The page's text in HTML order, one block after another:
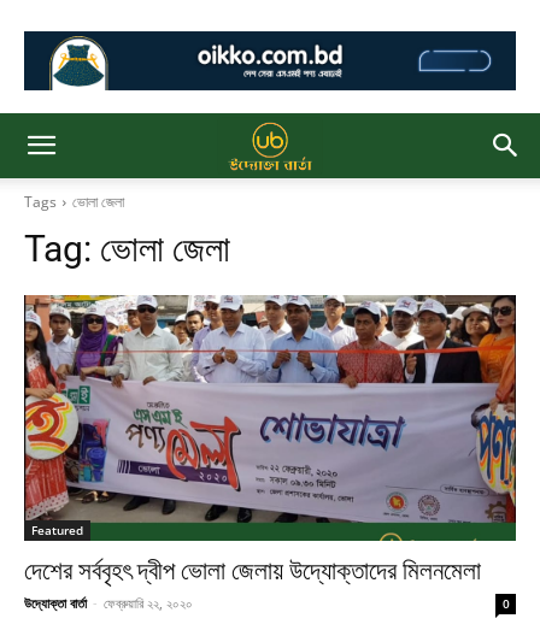
Tags ভোলা জেলা
Tag: ভোলা জেলা
Featured
দেশের সর্ববৃহৎ দ্বীপ ভোলা জেলায় উদ্যোক্তাদের মিলনমেলা
উদ্যোক্তা বার্তা - ফেব্রুয়ারি ২২, ২০২০ 0